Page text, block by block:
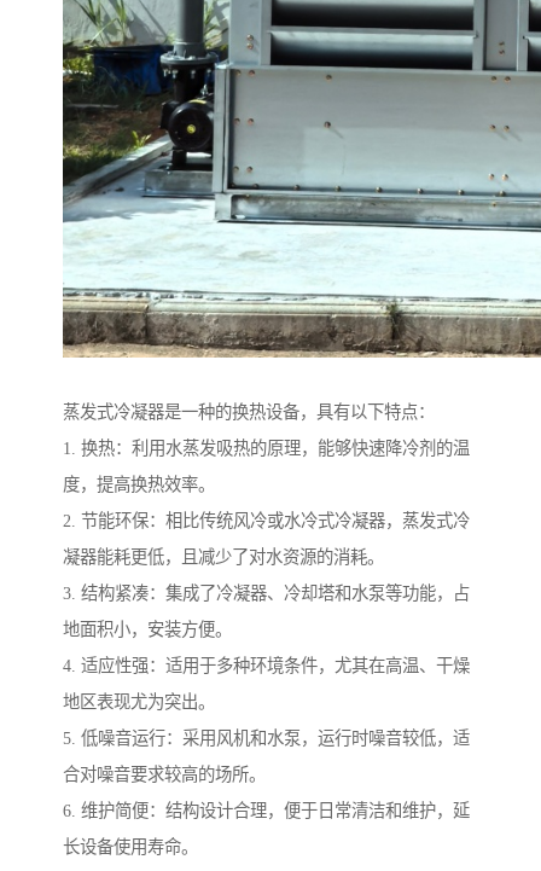
蒸发式冷凝器是一种的换热设备，具有以下特点：
1. 换热：利用水蒸发吸热的原理，能够快速降冷剂的温
度，提高换热效率。
2. 节能环保：相比传统风冷或水冷式冷凝器，蒸发式冷
凝器能耗更低，且减少了对水资源的消耗。
3. 结构紧凑：集成了冷凝器、冷却塔和水泵等功能，占
地面积小，安装方便。
4. 适应性强：适用于多种环境条件，尤其在高温、干燥
地区表现尤为突出。
5. 低噪音运行：采用风机和水泵，运行时噪音较低，适
合对噪音要求较高的场所。
6. 维护简便：结构设计合理，便于日常清洁和维护，延
长设备使用寿命。